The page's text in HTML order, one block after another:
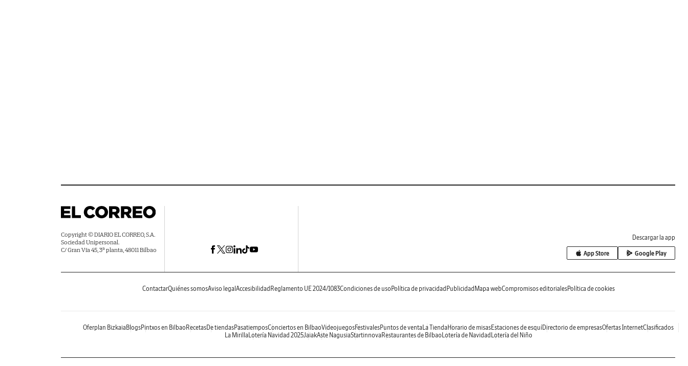
Copyright © DIARIO EL CORREO, S.A.
Sociedad Unipersonal.
C/ Gran Vía 45, 3ª planta, 48011 Bilbao
Descargar la app
App Store Google Play
ContactarQuiénes somosAviso legal Accesibilidad Reglamento UE 2024/1083Condiciones de uso Política de privacidad Publicidad Mapa webCompromisos editorialesPolítica de cookies
Oferplan Bizkaia BlogsPintxos en Bilbao RecetasDe tiendasPasatiemposConciertos en BilbaoVideojuegosFestivalesPuntos de venta La Tienda Horario de misasEstaciones de esquíDirectorio de empresasOfertas InternetClasificados
La Mirilla Lotería Navidad 2025JaiakAste NagusiaStartinnova Restaurantes de Bilbao Lotería de Navidad Lotería del Niño